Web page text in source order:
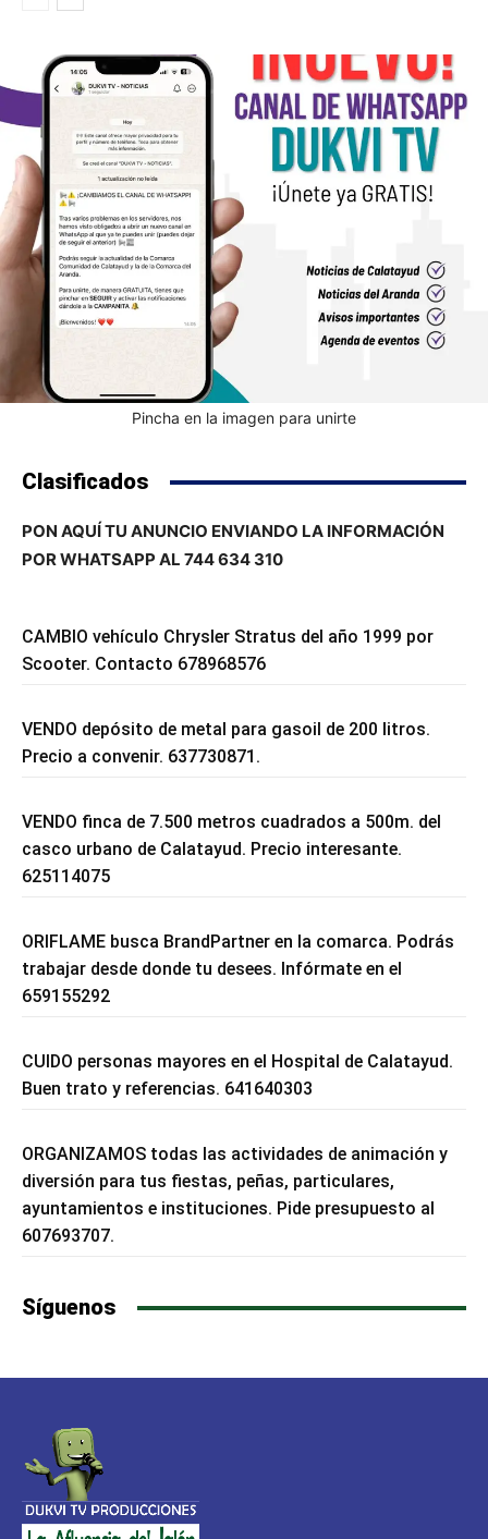
Pincha en la imagen para unirte
Clasificados
PON AQUÍ TU ANUNCIO ENVIANDO LA INFORMACIÓN
POR WHATSAPP AL 744 634 310
CAMBIO vehículo Chrysler Stratus del año 1999 por
Scooter. Contacto 678968576
VENDO depósito de metal para gasoil de 200 litros.
Precio a convenir. 637730871.
VENDO finca de 7.500 metros cuadrados a 500m. del
casco urbano de Calatayud. Precio interesante.
625114075
ORIFLAME busca BrandPartner en la comarca. Podrás
trabajar desde donde tu desees. Infórmate en el
659155292
CUIDO personas mayores en el Hospital de Calatayud.
Buen trato y referencias. 641640303
ORGANIZAMOS todas las actividades de animación y
diversión para tus fiestas, peñas, particulares,
ayuntamientos e instituciones. Pide presupuesto al
607693707.
Síguenos